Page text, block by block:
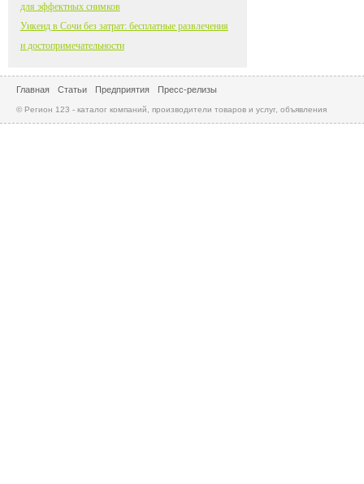
для эффектных снимков
Уикенд в Сочи без затрат: бесплатные развлечения
и достопримечательности
Главная Статьи Предприятия Пресс-релизы
© Регион 123 - каталог компаний, производители товаров и услуг, объявления